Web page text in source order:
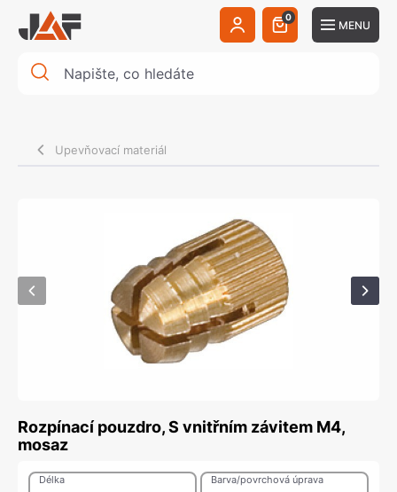
0
MENU
Upevňovací materiál
Rozpínací pouzdro, S vnitřním závitem M4,
mosaz
Délka Barva/povrchová úprava